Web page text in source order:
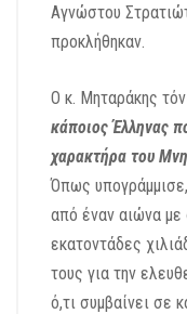
Αγνώστου
προκλήθηκαν.
Ο κ. Μηταράκης
κάποιος Έλληνας
χαρακτήρα του
Όπως
από έναν αιώνα με
εκατοντάδες
τους για την
ό,τι συμβαίνει σε